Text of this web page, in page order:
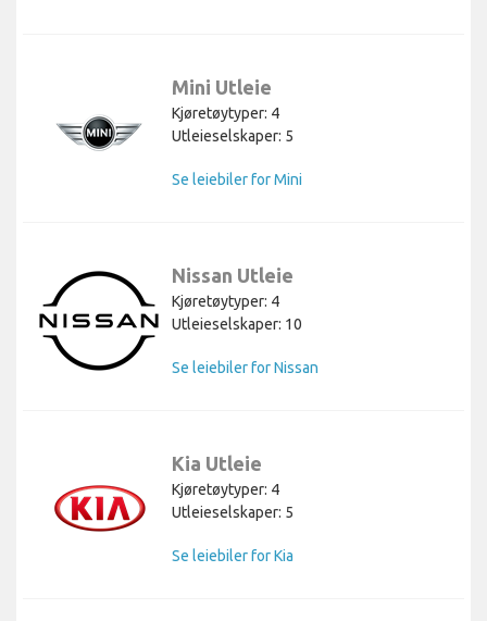
Mini Utleie
Kjøretøytyper: 4
Utleieselskaper: 5
Se leiebiler for Mini
Nissan Utleie
Kjøretøytyper: 4
Utleieselskaper: 10
Se leiebiler for Nissan
Kia Utleie
Kjøretøytyper: 4
Utleieselskaper: 5
Se leiebiler for Kia